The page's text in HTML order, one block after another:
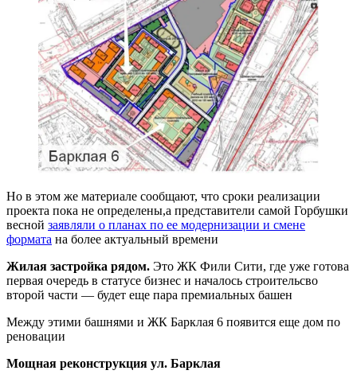
Но в этом же материале сообщают, что сроки реализации
проекта пока не определены,а представители самой Горбушки
весной заявляли о планах по ее модернизации и смене
формата на более актуальный времени
Жилая застройка рядом. Это ЖК Фили Сити, где уже готова
первая очередь в статусе бизнес и началось строительсво
второй части — будет еще пара премиальных башен
Между этими башнями и ЖК Барклая 6 появится еще дом по
реновации
Мощная реконструкция ул. Барклая